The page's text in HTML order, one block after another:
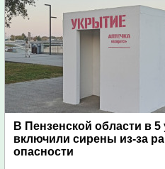
В Пензенской области в 5
включили сирены из-за
опасности